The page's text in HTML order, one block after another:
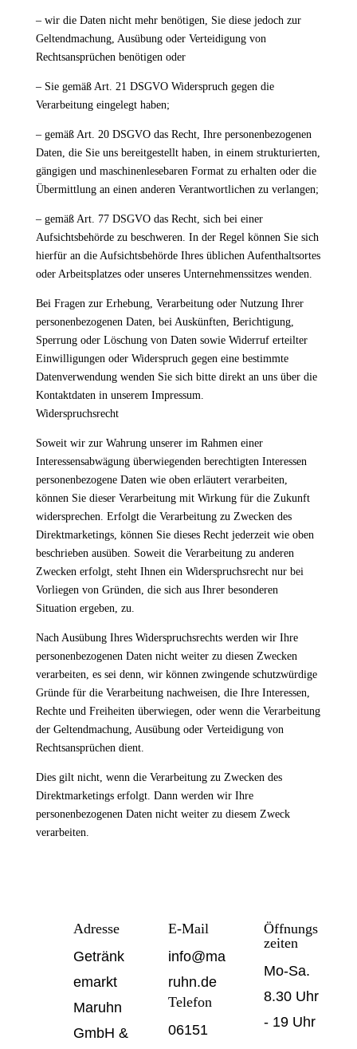
– wir die Daten nicht mehr benötigen, Sie diese jedoch zur
Geltendmachung, Ausübung oder Verteidigung von
Rechtsansprüchen benötigen oder
– Sie gemäß Art. 21 DSGVO Widerspruch gegen die
Verarbeitung eingelegt haben;
– gemäß Art. 20 DSGVO das Recht, Ihre personenbezogenen
Daten, die Sie uns bereitgestellt haben, in einem strukturierten,
gängigen und maschinenlesebaren Format zu erhalten oder die
Übermittlung an einen anderen Verantwortlichen zu verlangen;
– gemäß Art. 77 DSGVO das Recht, sich bei einer
Aufsichtsbehörde zu beschweren. In der Regel können Sie sich
hierfür an die Aufsichtsbehörde Ihres üblichen Aufenthaltsortes
oder Arbeitsplatzes oder unseres Unternehmenssitzes wenden.
Bei Fragen zur Erhebung, Verarbeitung oder Nutzung Ihrer
personenbezogenen Daten, bei Auskünften, Berichtigung,
Sperrung oder Löschung von Daten sowie Widerruf erteilter
Einwilligungen oder Widerspruch gegen eine bestimmte
Datenverwendung wenden Sie sich bitte direkt an uns über die
Kontaktdaten in unserem Impressum.
Widerspruchsrecht
Soweit wir zur Wahrung unserer im Rahmen einer
Interessensabwägung überwiegenden berechtigten Interessen
personenbezogene Daten wie oben erläutert verarbeiten,
können Sie dieser Verarbeitung mit Wirkung für die Zukunft
widersprechen. Erfolgt die Verarbeitung zu Zwecken des
Direktmarketings, können Sie dieses Recht jederzeit wie oben
beschrieben ausüben. Soweit die Verarbeitung zu anderen
Zwecken erfolgt, steht Ihnen ein Widerspruchsrecht nur bei
Vorliegen von Gründen, die sich aus Ihrer besonderen
Situation ergeben, zu.
Nach Ausübung Ihres Widerspruchsrechts werden wir Ihre
personenbezogenen Daten nicht weiter zu diesen Zwecken
verarbeiten, es sei denn, wir können zwingende schutzwürdige
Gründe für die Verarbeitung nachweisen, die Ihre Interessen,
Rechte und Freiheiten überwiegen, oder wenn die Verarbeitung
der Geltendmachung, Ausübung oder Verteidigung von
Rechtsansprüchen dient.
Dies gilt nicht, wenn die Verarbeitung zu Zwecken des
Direktmarketings erfolgt. Dann werden wir Ihre
personenbezogenen Daten nicht weiter zu diesem Zweck
verarbeiten.
Adresse
Getränk
emarkt
Maruhn
GmbH &
E-Mail
info@ma
ruhn.de
Telefon
06151
Öffnungs
zeiten
Mo-Sa.
8.30 Uhr
- 19 Uhr